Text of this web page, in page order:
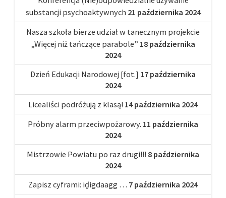
substancji psychoaktywnych 21 października 2024
Nasza szkoła bierze udział w tanecznym projekcie
„Więcej niż tańczące parabole” 18 października
2024
Dzień Edukacji Narodowej [fot.] 17 października
2024
Licealiści podróżują z klasą! 14 października 2024
Próbny alarm przeciwpożarowy. 11 października
2024
Mistrzowie Powiatu po raz drugi!!! 8 października
2024
Zapisz cyframi: iḏigdaagg … 7 października 2024